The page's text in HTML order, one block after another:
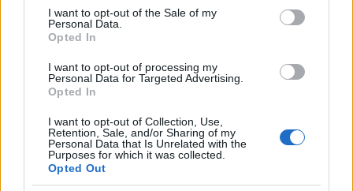
consent section.
I want to opt-out of the Sale of my
Personal Data.
Opted In
I want to opt-out of processing my
Personal Data for Targeted Advertising.
Opted In
I want to opt-out of Collection, Use,
Retention, Sale, and/or Sharing of my
Personal Data that Is Unrelated with the
Purposes for which it was collected.
Opted Out
Címkék:retro ajánló